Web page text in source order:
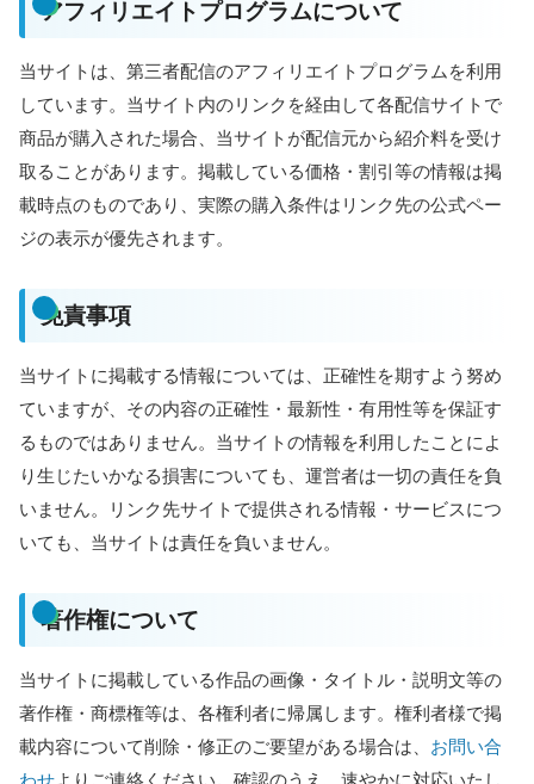
アフィリエイトプログラムについて
当サイトは、第三者配信のアフィリエイトプログラムを利用
しています。当サイト内のリンクを経由して各配信サイトで
商品が購入された場合、当サイトが配信元から紹介料を受け
取ることがあります。掲載している価格・割引等の情報は掲
載時点のものであり、実際の購入条件はリンク先の公式ペー
ジの表示が優先されます。
免責事項
当サイトに掲載する情報については、正確性を期すよう努め
ていますが、その内容の正確性・最新性・有用性等を保証す
るものではありません。当サイトの情報を利用したことによ
り生じたいかなる損害についても、運営者は一切の責任を負
いません。リンク先サイトで提供される情報・サービスにつ
いても、当サイトは責任を負いません。
著作権について
当サイトに掲載している作品の画像・タイトル・説明文等の
著作権・商標権等は、各権利者に帰属します。権利者様で掲
載内容について削除・修正のご要望がある場合は、 お問い合
わせよりご連絡ください。確認のうえ、速やかに対応いたし